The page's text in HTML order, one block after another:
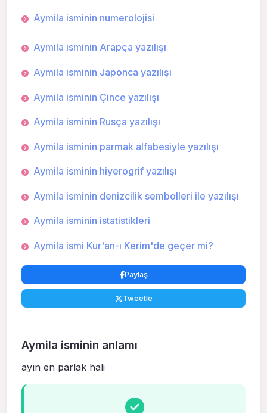
Aymila isminin numerolojisi
Aymila isminin Arapça yazılışı
Aymila isminin Japonca yazılışı
Aymila isminin Çince yazılışı
Aymila isminin Rusça yazılışı
Aymila isminin parmak alfabesiyle yazılışı
Aymila isminin hiyerogrif yazılışı
Aymila isminin denizcilik sembolleri ile yazılışı
Aymila isminin istatistikleri
Aymila ismi Kur'an-ı Kerim'de geçer mi?
Paylaş
Tweetle
Aymila isminin anlamı
ayın en parlak hali